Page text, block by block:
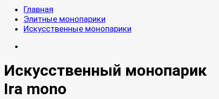
Главная
Элитные монопарики
Искусственные монопарики
Искусственный монопарик
Ira mono